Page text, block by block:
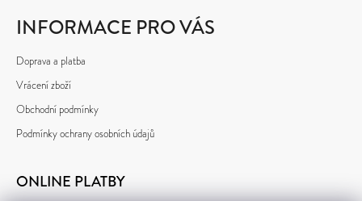
INFORMACE PRO VÁS
Doprava a platba
Vrácení zboží
Obchodní podmínky
Podmínky ochrany osobních údajů
ONLINE PLATBY